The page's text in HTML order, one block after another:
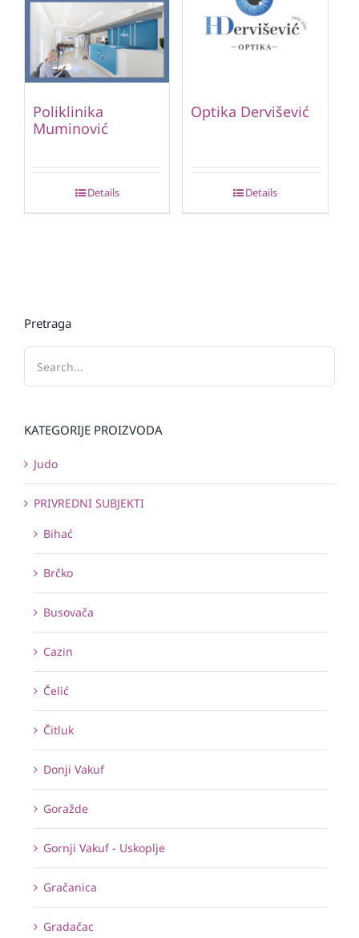
Poliklinika
Muminović
Details
Optika Dervišević
Details
Pretraga
KATEGORIJE PROIZVODA
Judo
PRIVREDNI SUBJEKTI
Bihać
Brčko
Busovača
Cazin
Čelić
Čitluk
Donji Vakuf
Goražde
Gornji Vakuf - Uskoplje
Gračanica
Gradačac